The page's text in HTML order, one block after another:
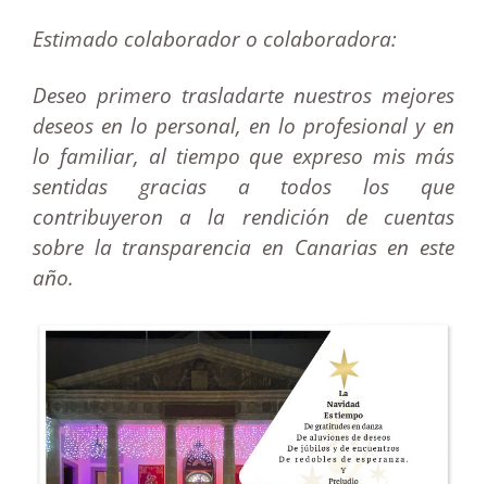
Estimado colaborador o colaboradora:
Deseo primero trasladarte nuestros mejores
deseos en lo personal, en lo profesional y en
lo familiar, al tiempo que expreso mis más
sentidas gracias a todos los que
contribuyeron a la rendición de cuentas
sobre la transparencia en Canarias en este
año.